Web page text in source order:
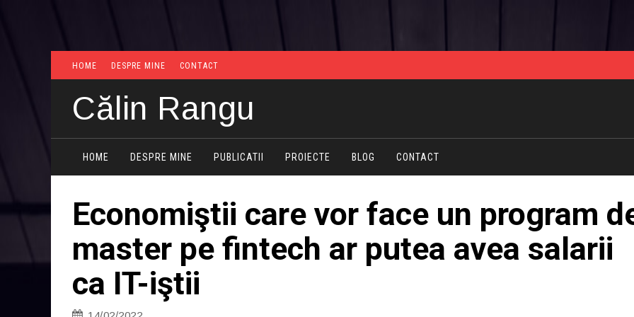
HOME DESPRE MINE CONTACT
Călin Rangu
HOME DESPRE MINE PUBLICATII PROIECTE BLOG CONTACT
Economiştii care vor face un program
master pe fintech ar putea avea salarii
ca IT-iştii